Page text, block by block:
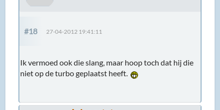
#18 27-04-2012 19:41:11
Ik vermoed ook die slang, maar hoop toch dat hij die
niet op de turbo geplaatst heeft.